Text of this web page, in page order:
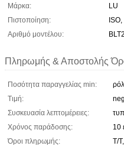
Μάρκα:
LU
Πιστοποίηση:
Αριθμό μοντέλου:
Πληρωμής & Αποστολής
Ποσότητα παραγγελίας min:
Τιμή:
Συσκευασία λεπτομέρειες:
Χρόνος παράδοσης:
10
Όροι πληρωμής:
T/